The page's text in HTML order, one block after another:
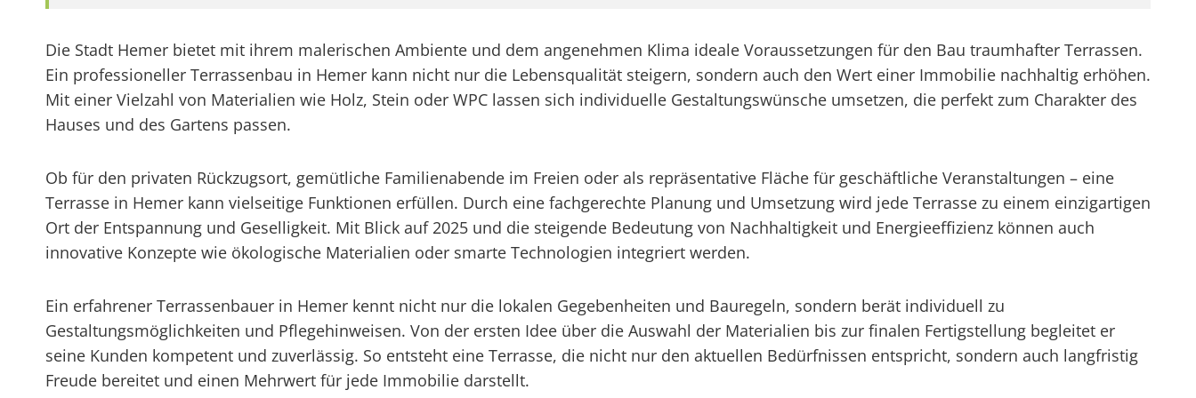
Die Stadt Hemer bietet mit ihrem malerischen Ambiente und dem angenehmen Klima ideale Voraussetzungen für den Bau traumhafter Terrassen.
Ein professioneller Terrassenbau in Hemer kann nicht nur die Lebensqualität steigern, sondern auch den Wert einer Immobilie nachhaltig erhöhen.
Mit einer Vielzahl von Materialien wie Holz, Stein oder WPC lassen sich individuelle Gestaltungswünsche umsetzen, die perfekt zum Charakter des
Hauses und des Gartens passen.
Ob für den privaten Rückzugsort, gemütliche Familienabende im Freien oder als repräsentative Fläche für geschäftliche Veranstaltungen – eine
Terrasse in Hemer kann vielseitige Funktionen erfüllen. Durch eine fachgerechte Planung und Umsetzung wird jede Terrasse zu einem einzigartigen
Ort der Entspannung und Geselligkeit. Mit Blick auf 2025 und die steigende Bedeutung von Nachhaltigkeit und Energieeffizienz können auch
innovative Konzepte wie ökologische Materialien oder smarte Technologien integriert werden.
Ein erfahrener Terrassenbauer in Hemer kennt nicht nur die lokalen Gegebenheiten und Bauregeln, sondern berät individuell zu
Gestaltungsmöglichkeiten und Pflegehinweisen. Von der ersten Idee über die Auswahl der Materialien bis zur finalen Fertigstellung begleitet er
seine Kunden kompetent und zuverlässig. So entsteht eine Terrasse, die nicht nur den aktuellen Bedürfnissen entspricht, sondern auch langfristig
Freude bereitet und einen Mehrwert für jede Immobilie darstellt.